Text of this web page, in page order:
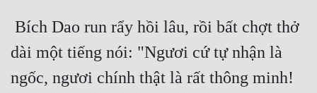
dài một tiếng nói: "Ngươi cứ tự nhận là
ngốc, ngươi chính thật là rất thông minh!